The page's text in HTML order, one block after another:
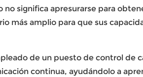
no significa apresurarse para
más amplio para que sus
de un puesto de control de
continua, ayudándolo a